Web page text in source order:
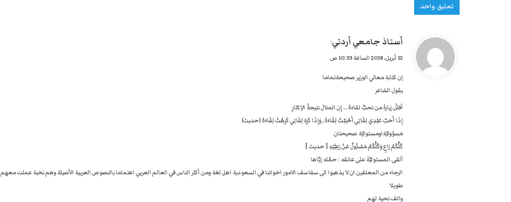
تعليق واحد
ي
ل
أستاذ جامعي أردني:
12 أبريل، 2018 الساعة 10:33 ص
إن كتابة معالي الوزير صحيحةتماما
يقول الشاعر
أقللْ زيارةَ من تحبُّ لقاءهُ … إِن الملالَ نتيجةُ الإكثارِ
إِذَا أَحَبَّ عَبْدِي لِقَائِي أَحْبَبْتُ لِقَاءَهُ , وَإِذَا كَرِهَ لِقَائِي كَرِهْتُ لِقَاءَهُ (حديث)
مَسؤوليّةاومسئوليّة صحيحتان
كُلُّكُمْ رَاعٍ وَكُلُّكُمْ مَسْئُولٌ عَنْ رَعِيَّتِهِ [ حديث ]
ألقى المسئوليَّةَ على عاتقه : حمّله إيَّاها
الرجاء من المعلقين ان لا يذهبوا الى سفاسف الامور اخواننا في السعودية اهل لغة ومن أكثر الناس في العالم العربي اهتماما بالنصوص العربية الأصيلة وهم نخبة عملت معهم
طويلا
والف تحية لهم